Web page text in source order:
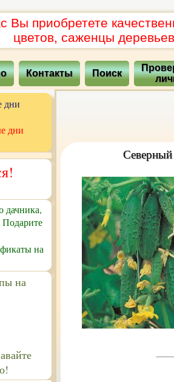
Вы приобретете
цветов, саженцы
Контакты Поиск
дни
дни
дачника,
Подарите
на
на